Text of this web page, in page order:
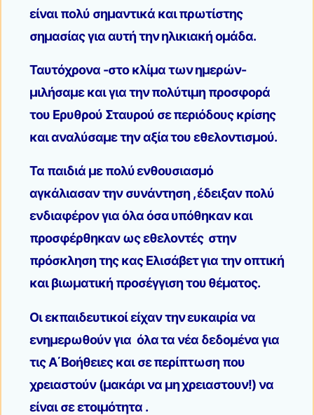
είναι πολύ σημαντικά και πρωτίστης
σημασίας για αυτή την ηλικιακή ομάδα.
Ταυτόχρονα -στο κλίμα των ημερών-
μιλήσαμε και για την πολύτιμη προσφορά
του Ερυθρού Σταυρού σε περιόδους κρίσης
και αναλύσαμε την αξία του εθελοντισμού.
Τα παιδιά με πολύ ενθουσιασμό
αγκάλιασαν την συνάντηση , έδειξαν πολύ
ενδιαφέρον για όλα όσα υπόθηκαν και
προσφέρθηκαν ως εθελοντές στην
πρόσκληση της κας Ελισάβετ για την οπτική
και βιωματική προσέγγιση του θέματος.
Οι εκπαιδευτικοί είχαν την ευκαιρία να
ενημερωθούν για όλα τα νέα δεδομένα για
τις Α΄Βοήθειες και σε περίπτωση που
χρειαστούν (μακάρι να μη χρειαστουν!) να
είναι σε ετοιμότητα .